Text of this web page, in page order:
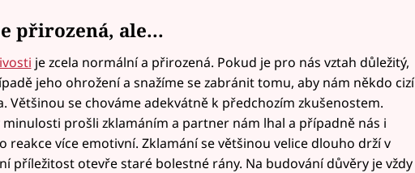
přirozená, ale...
je zcela normální a přirozená. Pokud je pro nás vztah důležitý,
jeho ohrožení a snažíme se zabránit tomu, aby nám někdo cizí
Většinou se chováme adekvátně k předchozím zkušenostem.
minulosti prošli zklamáním a partner nám lhal a případně nás i
reakce více emotivní. Zklamání se většinou velice dlouho drží v
příležitost otevře staré bolestné rány. Na budování důvěry je vždy